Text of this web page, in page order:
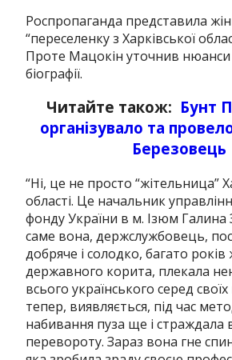
Роспропаганда представила
“переселенку з Харківської
Проте Мацокін уточнив нюанси
біографії.
Читайте також: Бунт
організувало та
Березовець
“Ні, це не просто “жітельница”
області. Це начальник
фонду України в м. Ізюм Галина
саме вона, держслужбовець,
добряче і солодко, багато років
державного корита, плекала
всього українського серед своїх
тепер, виявляється, під час
набивання пуза ще і страждала
перевороту. Зараз вона гне